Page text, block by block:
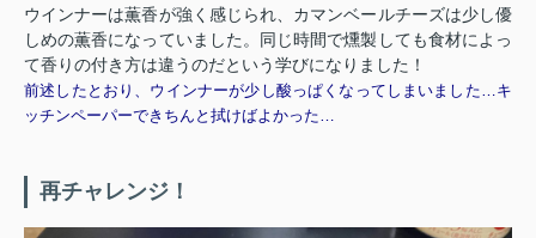
ウインナーは薫香が強く感じられ、カマンベールチーズは少し優
しめの薫香になっていました。同じ時間で燻製しても食材によっ
て香りの付き方は違うのだという学びになりました！
前述したとおり、ウインナーが少し酸っぱくなってしまいました…キ
ッチンペーパーできちんと拭けばよかった…
再チャレンジ！